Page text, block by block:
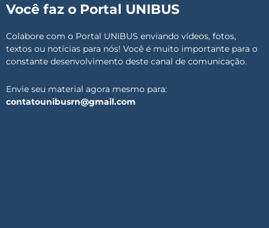
Você faz o Portal UNIBUS
Colabore com o Portal UNIBUS enviando vídeos, fotos,
textos ou notícias para nós! Você é muito importante para o
constante desenvolvimento deste canal de comunicação.
Envie seu material agora mesmo para:
contatounibusrn@gmail.com